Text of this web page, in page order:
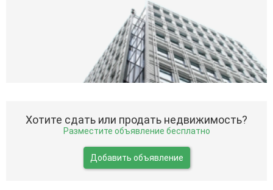
Хотите сдать или продать недвижимость?
Разместите объявление бесплатно
Добавить объявление